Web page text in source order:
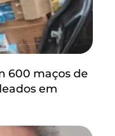
600 maços de
em